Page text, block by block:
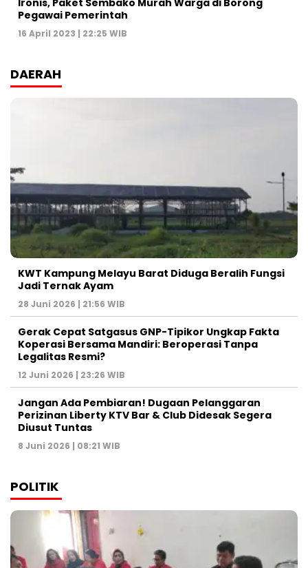
Ironis, Paket Sembako Murah Warga di Borong
Pegawai Pemerintah
16 April 2023 | 22:25 WIB
DAERAH
KWT Kampung Melayu Barat Diduga Beralih Fungsi
Jadi Ternak Ayam
28 Juni 2026 | 21:56 WIB
Gerak Cepat Satgasus GNP-Tipikor Ungkap Fakta
Koperasi Bersama Mandiri: Beroperasi Tanpa
Legalitas Resmi?
12 Juni 2026 | 23:26 WIB
Jangan Ada Pembiaran! Dugaan Pelanggaran
Perizinan Liberty KTV Bar & Club Didesak Segera
Diusut Tuntas
8 Juni 2026 | 08:21 WIB
POLITIK